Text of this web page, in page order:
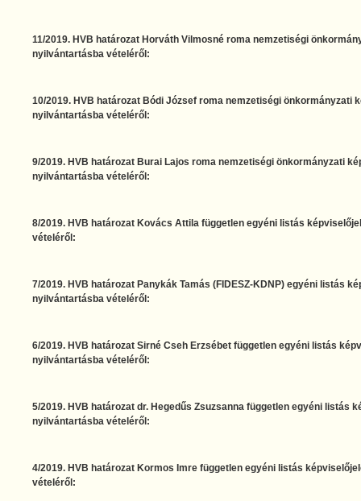
11/2019. HVB határozat Horváth Vilmosné roma nemzetiségi
nyilvántartásba vételéről:
10/2019. HVB határozat Bódi József roma nemzetiségi önkormányzati
nyilvántartásba vételéről:
9/2019. HVB határozat Burai Lajos roma nemzetiségi önkormányzati
nyilvántartásba vételéről:
8/2019. HVB határozat Kovács Attila független egyéni listás
vételéről:
7/2019. HVB határozat Panykák Tamás (FIDESZ-KDNP) egyéni listás
nyilvántartásba vételéről:
6/2019. HVB határozat Sirné Cseh Erzsébet független egyéni listás
nyilvántartásba vételéről:
5/2019. HVB határozat dr. Hegedűs Zsuzsanna független egyéni listás
nyilvántartásba vételéről:
4/2019. HVB határozat Kormos Imre független egyéni listás
vételéről: